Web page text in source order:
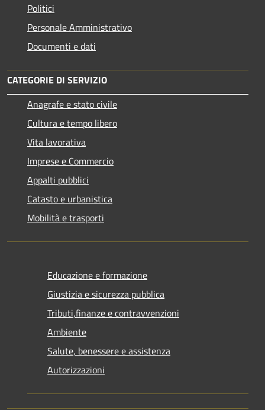
Politici
Personale Amministrativo
Documenti e dati
CATEGORIE DI SERVIZIO
Anagrafe e stato civile
Cultura e tempo libero
Vita lavorativa
Imprese e Commercio
Appalti pubblici
Catasto e urbanistica
Mobilità e trasporti
Educazione e formazione
Giustizia e sicurezza pubblica
Tributi,finanze e contravvenzioni
Ambiente
Salute, benessere e assistenza
Autorizzazioni